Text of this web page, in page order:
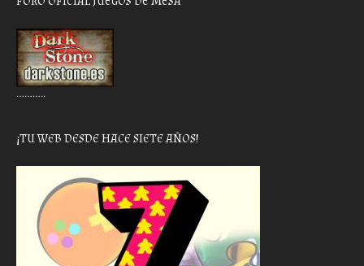
………..
¡TU WEB DESDE HACE SIETE AÑOS!